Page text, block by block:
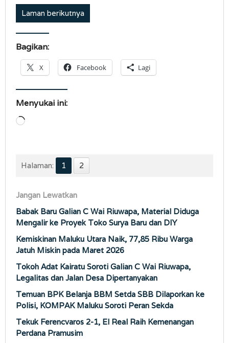
Laman berikutnya
Bagikan:
X Facebook Lagi
Menyukai ini:
Memuat...
Halaman: 1 2
Jangan Lewatkan
Babak Baru Galian C Wai Riuwapa, Material Diduga
Mengalir ke Proyek Toko Surya Baru dan DIY
Kemiskinan Maluku Utara Naik, 77,85 Ribu Warga
Jatuh Miskin pada Maret 2026
Tokoh Adat Kairatu Soroti Galian C Wai Riuwapa,
Legalitas dan Jalan Desa Dipertanyakan
Temuan BPK Belanja BBM Setda SBB Dilaporkan ke
Polisi, KOMPAK Maluku Soroti Peran Sekda
Tekuk Ferencvaros 2-1, El Real Raih Kemenangan
Perdana Pramusim